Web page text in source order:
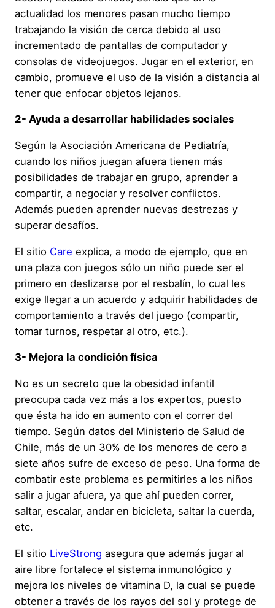
actualidad los menores pasan mucho tiempo
trabajando la visión de cerca debido al uso
incrementado de pantallas de computador y
consolas de videojuegos. Jugar en el exterior, en
cambio, promueve el uso de la visión a distancia al
tener que enfocar objetos lejanos.
2- Ayuda a desarrollar habilidades sociales
Según la Asociación Americana de Pediatría,
cuando los niños juegan afuera tienen más
posibilidades de trabajar en grupo, aprender a
compartir, a negociar y resolver conflictos.
Además pueden aprender nuevas destrezas y
superar desafíos.
El sitio Care explica, a modo de ejemplo, que en
una plaza con juegos sólo un niño puede ser el
primero en deslizarse por el resbalín, lo cual les
exige llegar a un acuerdo y adquirir habilidades de
comportamiento a través del juego (compartir,
tomar turnos, respetar al otro, etc.).
3- Mejora la condición física
No es un secreto que la obesidad infantil
preocupa cada vez más a los expertos, puesto
que ésta ha ido en aumento con el correr del
tiempo. Según datos del Ministerio de Salud de
Chile, más de un 30% de los menores de cero a
siete años sufre de exceso de peso. Una forma de
combatir este problema es permitirles a los niños
salir a jugar afuera, ya que ahí pueden correr,
saltar, escalar, andar en bicicleta, saltar la cuerda,
etc.
El sitio LiveStrong asegura que además jugar al
aire libre fortalece el sistema inmunológico y
mejora los niveles de vitamina D, la cual se puede
obtener a través de los rayos del sol y protege de